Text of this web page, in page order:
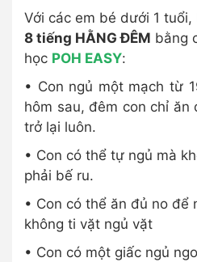
Với các em bé dưới 1 tuổi,
8 tiếng HẰNG ĐÊM bằng
học POH EASY:
• Con ngủ một mạch từ
hôm sau, đêm con chỉ ăn
trở lại luôn.
• Con có thể tự ngủ mà
phải bế ru.
• Con có thể ăn đủ no để
không ti vặt ngủ vặt
• Con có một giấc ngủ